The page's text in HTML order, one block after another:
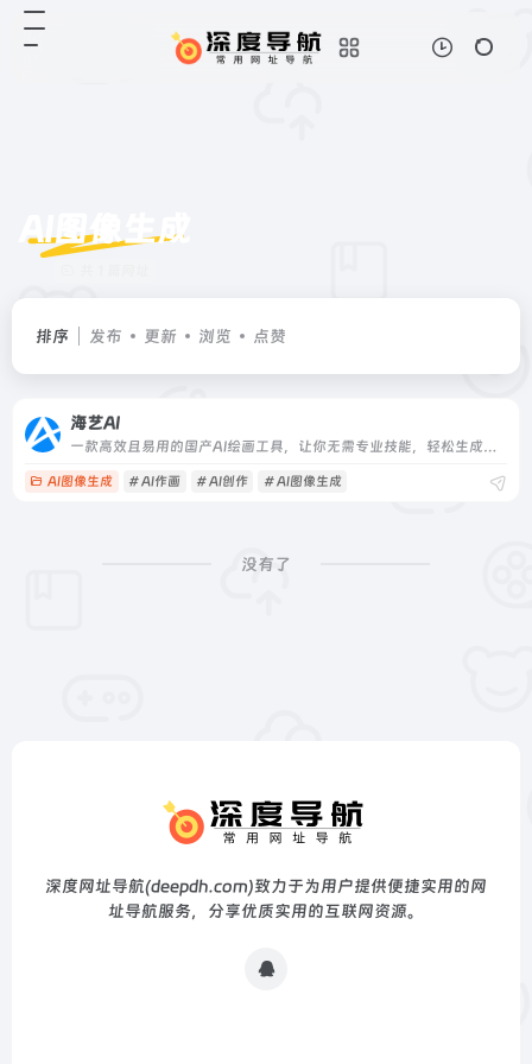
AI图像生成
排序 发布 更新 浏览 点赞
海艺AI
一款高效且易用的国产AI绘画工具，让你无需专业技能，轻松生成大量高质量图片
AI图像生成 # AI作画 # AI创作 # AI图像生成
没有了
深度网址导航(deepdh.com)致力于为用户提供便捷实用的网
址导航服务，分享优质实用的互联网资源。